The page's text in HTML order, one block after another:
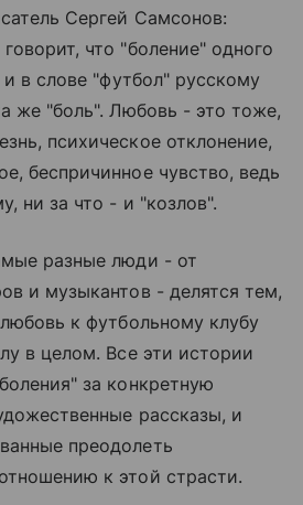
Сергей Самсонов:
что "боление" одного
в слове "футбол" русскому
же "боль". Любовь - это тоже,
психическое отклонение,
беспричинное чувство, ведь
ни за что - и "козлов".
разные люди - от
и музыкантов - делятся тем,
к футбольному клубу
в целом. Все эти истории
за конкретную
рассказы, и
преодолеть
к этой страсти.